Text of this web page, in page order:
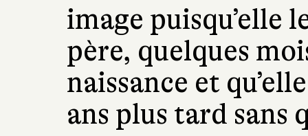
image puisqu’elle
père, quelques
naissance et
ans plus tard sans